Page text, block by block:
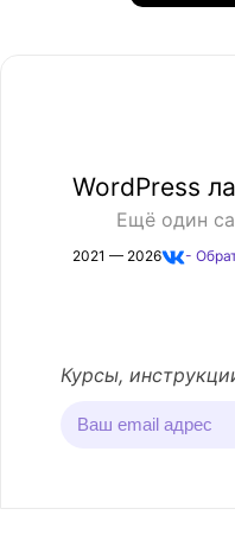
WordPress
Ещё один
2021 — 2026 -
Курсы,